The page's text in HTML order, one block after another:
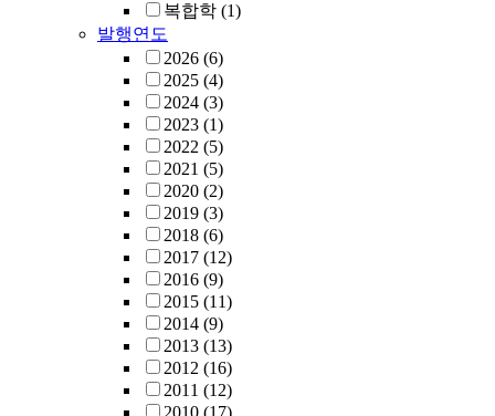
복합학 (1)
발행연도
2026 (6)
2025 (4)
2024 (3)
2023 (1)
2022 (5)
2021 (5)
2020 (2)
2019 (3)
2018 (6)
2017 (12)
2016 (9)
2015 (11)
2014 (9)
2013 (13)
2012 (16)
2011 (12)
2010 (17)